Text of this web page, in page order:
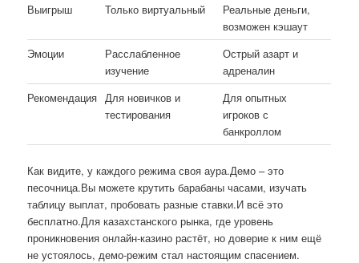
Выигрыш
Только виртуальный
Реальные деньги,
возможен кэшаут
Эмоции
Расслабленное
изучение
Острый азарт и
адреналин
Рекомендация Для новичков и
тестирования
Для опытных
игроков с
банкроллом
Как видите, у каждого режима своя аура.Демо – это
песочница.Вы можете крутить барабаны часами, изучать
таблицу выплат, пробовать разные ставки.И всё это
бесплатно.Для казахстанского рынка, где уровень
проникновения онлайн-казино растёт, но доверие к ним ещё
не устоялось, демо-режим стал настоящим спасением.